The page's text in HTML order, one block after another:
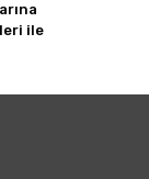
ile